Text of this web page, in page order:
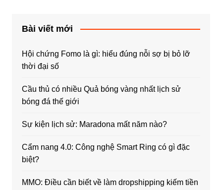
Bài viết mới
Hội chứng Fomo là gì: hiểu đúng nỗi sợ bị bỏ lỡ
thời đại số
Cầu thủ có nhiều Quả bóng vàng nhất lịch sử
bóng đá thế giới
Sự kiện lịch sử: Maradona mất năm nào?
Cẩm nang 4.0: Công nghệ Smart Ring có gì đặc
biệt?
MMO: Điều cần biết về làm dropshipping kiếm tiền